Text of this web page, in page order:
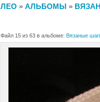
ЛЕО » АЛЬБОМЫ »
Файл 15 из 63 в альбоме: Вязаные